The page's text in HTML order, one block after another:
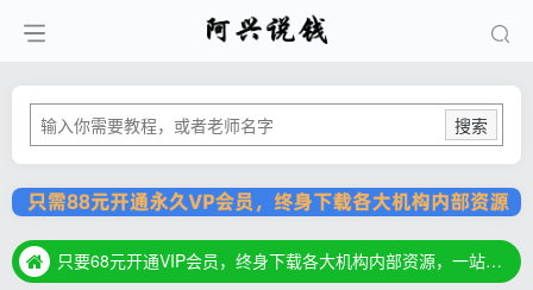
搜索
只要68元开通VIP会员，终身下载各大机构内部资源，一站式草根创业基地，最新最强网赚教程大全，小投入，大回报！
只要68元开通VIP会员，终身下载各大机构内部资源，一站式草根创业基地，最新最强网赚教程大全，小投入，大回报！